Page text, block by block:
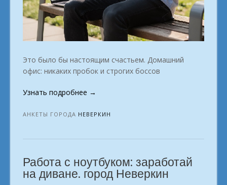
Это было бы настоящим счастьем. Домашний
офис: никаких пробок и строгих боссов
Узнать подробнее «Профессии
цифрового
жизни.
→
АНКЕТЫ ГОРОДА НЕВЕРКИН
Работа с ноутбуком: заработай
на диване. город Неверкин